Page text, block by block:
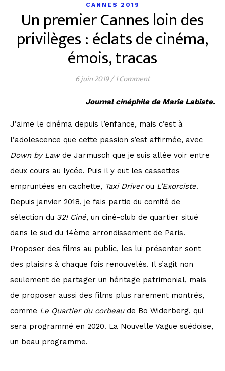
CANNES 2019
Un premier Cannes loin des
privilèges : éclats de cinéma,
émois, tracas
6 juin 2019/ 1 Comment
Journal cinéphile de Marie Labiste.
J’aime le cinéma depuis l’enfance, mais c’est à
l’adolescence que cette passion s’est affirmée, avec
Down by Lawde Jarmusch que je suis allée voir entre
deux cours au lycée. Puis il y eut les cassettes
empruntées en cachette, Taxi Driverou L’Exorciste.
Depuis janvier 2018, je fais partie du comité de
sélection du 32! Ciné, un ciné-club de quartier situé
dans le sud du 14ème arrondissement de Paris.
Proposer des films au public, les lui présenter sont
des plaisirs à chaque fois renouvelés. Il s’agit non
seulement de partager un héritage patrimonial, mais
de proposer aussi des films plus rarement montrés,
comme Le Quartier du corbeaude Bo Widerberg, qui
sera programmé en 2020. La Nouvelle Vague suédoise,
un beau programme.